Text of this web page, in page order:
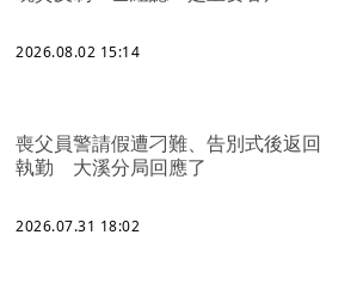
2026.08.02 15:14
喪父員警請假遭刁難、告別式後返回
執勤 大溪分局回應了
2026.07.31 18:02